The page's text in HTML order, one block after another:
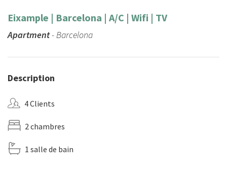
Eixample | Barcelona | A/C | Wifi | TV
Apartment- Barcelona
Description
4 Clients
2 chambres
1 salle de bain